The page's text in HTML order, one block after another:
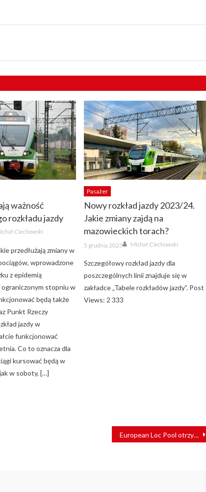
ważność
rozkładu jazdy
Ciechowski
przedłużają zmiany w
wprowadzone
z epidemią
stopniu w
będą także
Punkt Rzeczy
jazdy w
funkcjonować
Co to oznacza dla
kursować będą w
w soboty, […]
Pasażer
Nowy rozkład jazdy 2023/24.
Jakie zmiany zajdą na
mazowieckich torach?
Posted
on
5 grudnia 2023 Author
Michał Ciechowski
Szczegółowy rozkład jazdy dla
poszczególnych linii znajduje się w
zakładce „Tabele rozkładów jazdy”. Post
Views: 2 333
European Loc Pool otrzymuje dopuszczenie do regionu Bałkanów